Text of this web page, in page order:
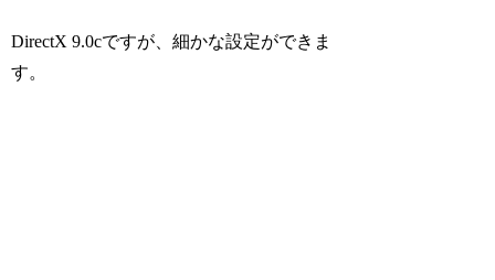
DirectX 9.0cですが、細かな設定ができま
す。